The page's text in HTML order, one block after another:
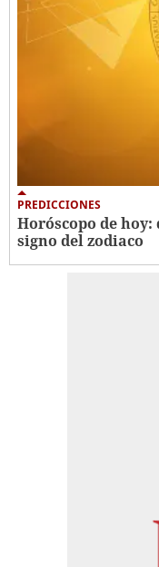
PREDICCIONES
Horóscopo de hoy:
signo del zodiaco